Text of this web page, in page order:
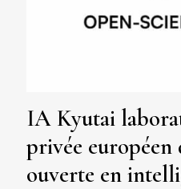
IA Kyutai
privée européen
ouverte en